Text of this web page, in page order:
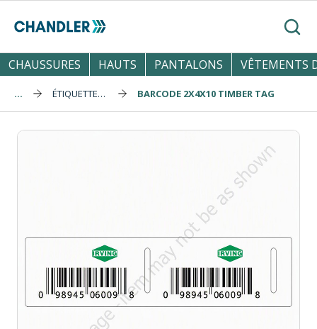
Skip to main content
CHAUSSURES
HAUTS PANTALONS VÊTEMENTS
... ÉTIQUETTES (TAGS) BARCODE 2X4X10 TIMBER TAG